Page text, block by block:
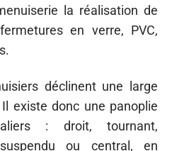
la réalisation de
en verre, PVC,
déclinent une large
existe donc une panoplie
: droit, tournant,
ou central, en